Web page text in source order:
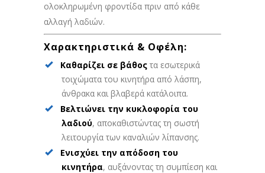
ολοκληρωμένη φροντίδα πριν από κάθε
αλλαγή λαδιών.
Χαρακτηριστικά & Οφέλη:
Καθαρίζει σε βάθος τα εσωτερικά
τοιχώματα του κινητήρα από λάσπη,
άνθρακα και βλαβερά κατάλοιπα.
Βελτιώνει την κυκλοφορία του
λαδιού, αποκαθιστώντας τη σωστή
λειτουργία των καναλιών λίπανσης.
Ενισχύει την απόδοση του
κινητήρα, αυξάνοντας τη συμπίεση και